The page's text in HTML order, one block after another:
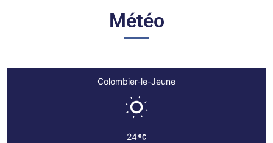
Météo
Colombier-le-Jeune
24